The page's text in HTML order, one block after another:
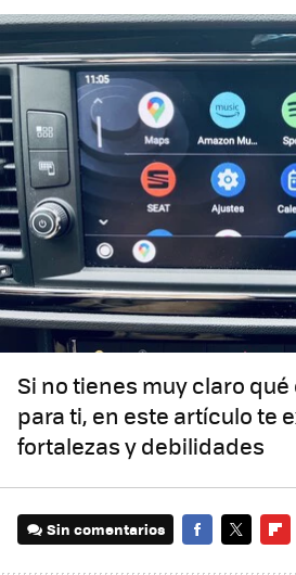
Si no tienes muy claro
para ti, en este artículo te
fortalezas y debilidades
Sin comentarios